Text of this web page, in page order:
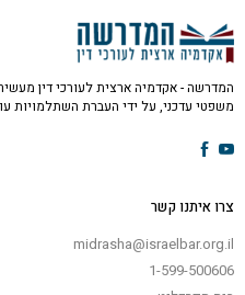
המדרשה - אקדמיה ארצית לעורכי דין
משפטי עדכני, על ידי העברת השתלמויות
צרו איתנו קשר
midrasha@israelbar.org.il
1-599-500606